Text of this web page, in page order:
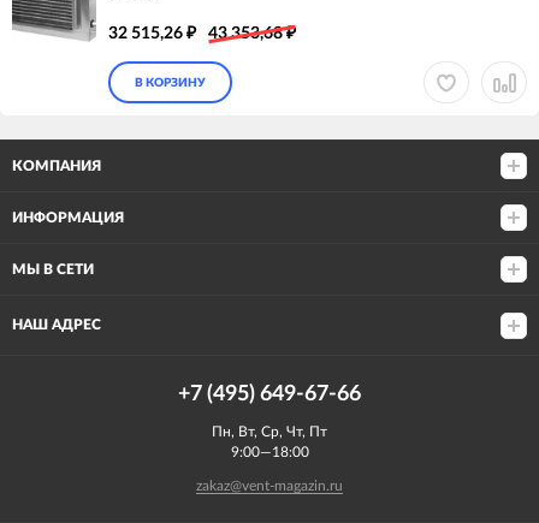
32 515,26 ₽ 43 353,68₽
В КОРЗИНУ
КОМПАНИЯ
ИНФОРМАЦИЯ
МЫ В СЕТИ
НАШ АДРЕС
+7 (495) 649-67-66
Пн, Вт, Ср, Чт, Пт
9:00—18:00
zakaz@vent-magazin.ru